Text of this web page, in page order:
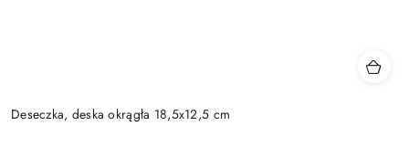
Deseczka, deska okrągła 18,5x12,5 cm